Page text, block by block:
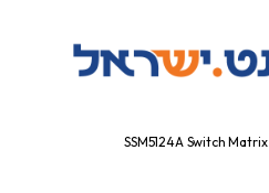
SSM5124A Switch Matrix